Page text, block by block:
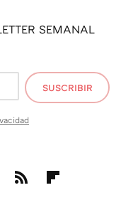
SEMANAL
SUSCRIBIR